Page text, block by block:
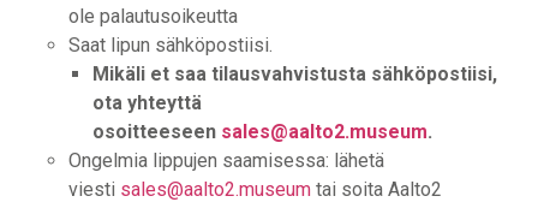
ole palautusoikeutta
Saat lipun sähköpostiisi.
Mikäli et saa tilausvahvistusta sähköpostiisi,
ota yhteyttä
osoitteeseen sales@aalto2.museum.
Ongelmia lippujen saamisessa: lähetä
viesti sales@aalto2.museum tai soita Aalto2